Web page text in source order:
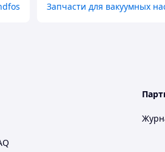
Запчасти для вакуумных